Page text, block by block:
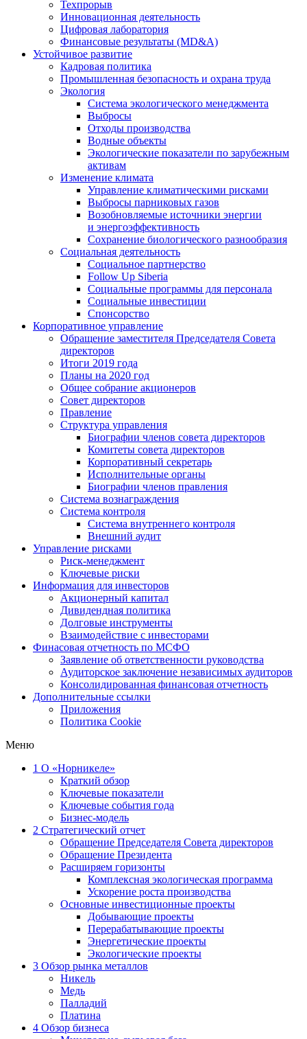
Техпрорыв
Инновационная деятельность
Цифровая лаборатория
Финансовые результаты (MD&A)
Устойчивое развитие
Кадровая политика
Промышленная безопасность и охрана труда
Экология
Система экологического менеджмента
Выбросы
Отходы производства
Водные объекты
Экологические показатели по зарубежным
активам
Изменение климата
Управление климатическими рисками
Выбросы парниковых газов
Возобновляемые источники энергии
и энергоэффективность
Сохранение биологического разнообразия
Социальная деятельность
Социальное партнерство
Follow Up Siberia
Социальные программы для персонала
Социальные инвестиции
Спонсорство
Корпоративное управление
Обращение заместителя Председателя Совета
директоров
Итоги 2019 года
Планы на 2020 год
Общее собрание акционеров
Совет директоров
Правление
Структура управления
Биографии членов совета директоров
Комитеты совета директоров
Корпоративный секретарь
Исполнительные органы
Биографии членов правления
Система вознаграждения
Система контроля
Система внутреннего контроля
Внешний аудит
Управление рисками
Риск-менеджмент
Ключевые риски
Информация для инвесторов
Акционерный капитал
Дивидендная политика
Долговые инструменты
Взаимодействие с инвеcторами
Финасовая отчетность по МСФО
Заявление об ответственности руководства
Аудиторское заключение независимых аудиторов
Консолидированная финансовая отчетность
Дополнительные ссылки
Приложения
Политика Cookie
Меню
1 О «Норникеле»
Краткий обзор
Ключевые показатели
Ключевые события года
Бизнес-модель
2 Стратегический отчет
Обращение Председателя Совета директоров
Обращение Президента
Расширяем горизонты
Комплексная экологическая программа
Ускорение роста производства
Основные инвестиционные проекты
Добывающие проекты
Перерабатывающие проекты
Энергетические проекты
Экологические проекты
3 Обзор рынка металлов
Никель
Медь
Палладий
Платина
4 Обзор бизнеса